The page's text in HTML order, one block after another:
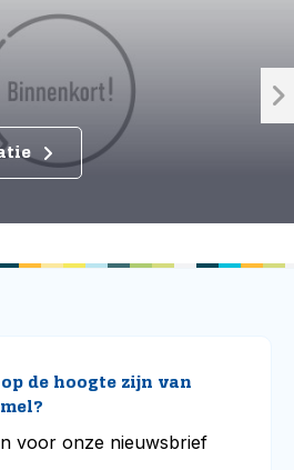
de hoogte zijn van
voor onze nieuwsbrief